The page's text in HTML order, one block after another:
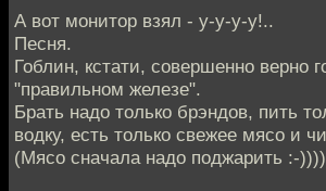
А вот монитор взял - у-у-у-у!..
Песня.
Гоблин, кстати, совершенно верно
"правильном железе".
Брать надо только брэндов, пить
водку, есть только свежее мясо и
(Мясо сначала надо поджарить :-